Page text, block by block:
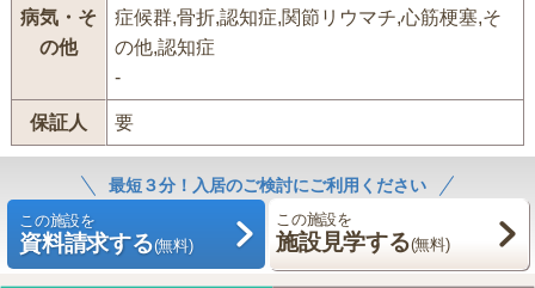
病気・そ
の他
症候群,骨折,認知症,関節リウマチ,心筋梗塞,そ
の他,認知症
-
保証人 要
最短３分！入居のご検討にご利用ください
この施設を
資料請求する(無料)
この施設を
施設見学する(無料)